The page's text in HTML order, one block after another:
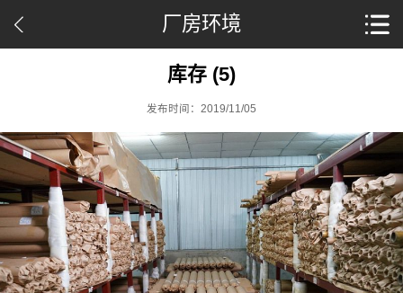
厂房环境
库存 (5)
发布时间：2019/11/05